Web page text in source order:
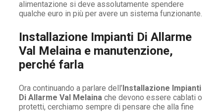
alimentazione si deve assolutamente spendere
qualche euro in più per avere un sistema funzionante.
Installazione Impianti Di Allarme
Val Melaina e manutenzione,
perché farla
Ora continuando a parlare dell’Installazione Impianti
Di Allarme Val Melaina che devono essere cablati o
protetti, cerchiamo sempre di pensare che alla fine